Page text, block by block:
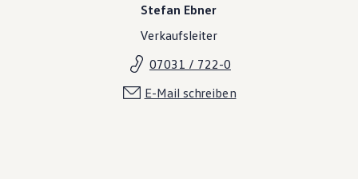
Stefan Ebner
Verkaufsleiter
07031 / 722-0
E-Mail schreiben